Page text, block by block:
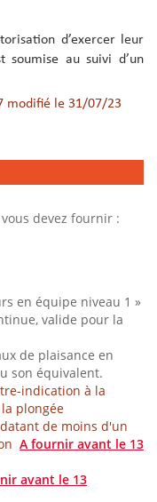
d’exercer leur
soumise au suivi d’un
modifié le 31/07/23
devez fournir :
en équipe niveau 1 »
valide pour la
de plaisance en
son équivalent.
indication à la
plongée
de moins d'un
A fournir avant le 13
avant le 13